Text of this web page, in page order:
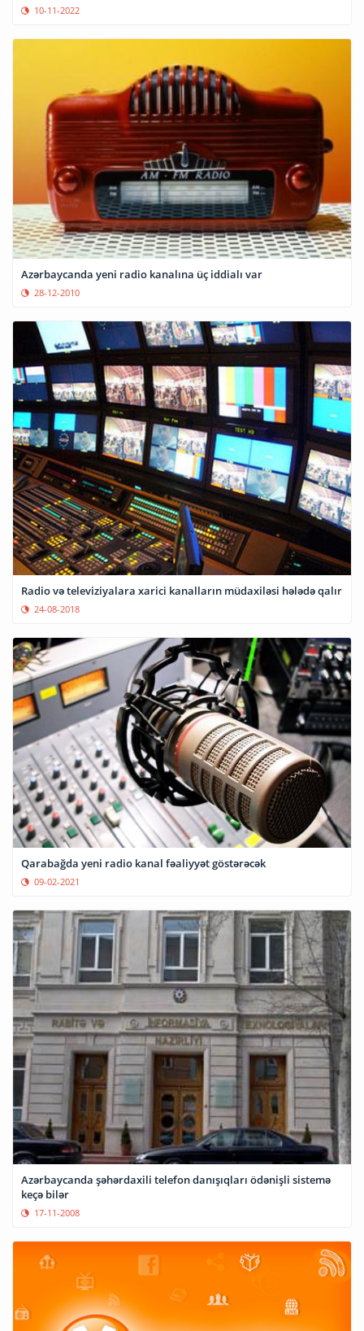
10-11-2022
Azərbaycanda yeni radio kanalına üç iddialı var
28-12-2010
Radio və televiziyalara xarici kanalların müdaxiləsi hələdə qalır
24-08-2018
Qarabağda yeni radio kanal fəaliyyət göstərəcək
09-02-2021
Azərbaycanda şəhərdaxili telefon danışıqları ödənişli sistemə
keçə bilər
17-11-2008